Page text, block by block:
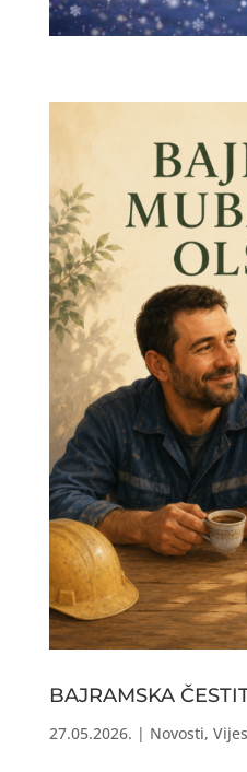
BAJRAMSKA
27.05.2026. | Novosti,